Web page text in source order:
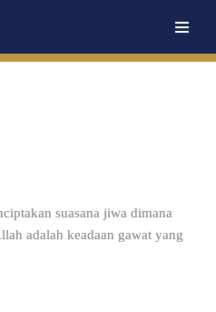
suasana jiwa dimana
adalah keadaan gawat yang